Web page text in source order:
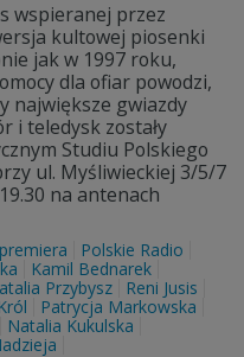
wspieranej przez
kultowej piosenki
jak w 1997 roku,
dla ofiar powodzi,
największe gwiazdy
i teledysk zostały
Studiu Polskiego
ul. Myśliwieckiej 3/5/7
na antenach
premiera
Polskie Radio
Kamil Bednarek
Przybysz
Reni Jusis
Patrycja Markowska
Natalia Kukulska